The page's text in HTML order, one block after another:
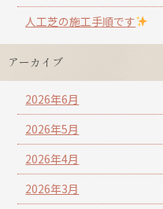
人工芝の施工手順です
アーカイブ
2026年6月
2026年5月
2026年4月
2026年3月